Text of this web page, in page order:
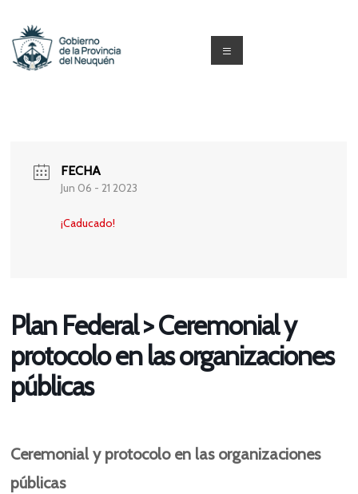
contenido
Formación
Neuquén
Menú
FECHA
Jun 06 - 21 2023
¡Caducado!
Plan Federal > Ceremonial y
protocolo en las organizaciones
públicas
Ceremonial y protocolo en las organizaciones
públicas